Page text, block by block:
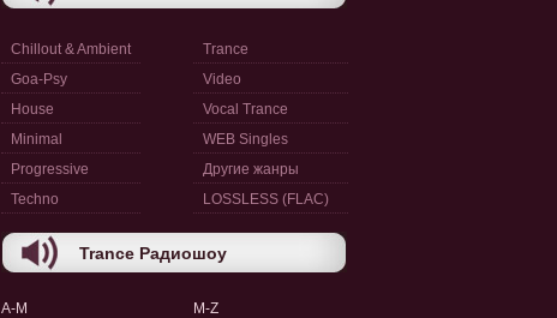
Chillout & Ambient
Goa-Psy
House
Minimal
Progressive
Techno
Trance
Video
Vocal Trance
WEB Singles
Другие жанры
LOSSLESS (FLAC)
Trance Радиошоу
A-M
M-Z